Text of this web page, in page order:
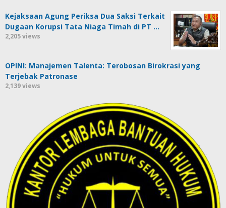
Kejaksaan Agung Periksa Dua Saksi Terkait
Dugaan Korupsi Tata Niaga Timah di PT …
2,205 views
OPINI: Manajemen Talenta: Terobosan Birokrasi yang
Terjebak Patronase
2,139 views